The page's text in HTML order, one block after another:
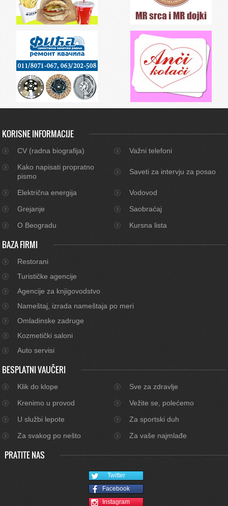
KORISNE INFORMACIJE
CV (radna biografija)
Važni telefoni
Kako napisati propratno
pismo
Saveti za intervju za posao
Električna energija
Vodovod
Grejanje
Saobraćaj
O Beogradu
Kursna lista
BAZA FIRMI
Restorani
Turističke agencije
Agencije za knjigovodstvo
Nameštaj, izrada nameštaja po meri
Omladinske zadruge
Kozmetički saloni
Auto servisi
BESPLATNI VAUČERI
Klik do klope
Sve za zdravlje
Krenimo u provod
Vežite se, polećemo
U službi lepote
Za sportski duh
Za svakog po nešto
Za vaše najmlađe
PRATITE NAS
Twitter
Facebook
Instagram